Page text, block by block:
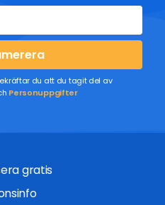
du att du tagit del av
Personuppgifter
gratis